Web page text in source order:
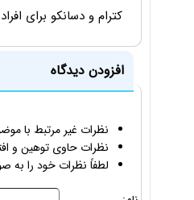
کترام و دسانکو برای
افزودن دیدگاه
نظرات غیر مرتبط با
نظرات حاوی توهین و
لطفاً نظرات خود را به